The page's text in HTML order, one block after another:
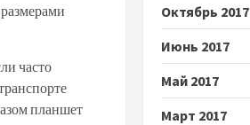
часто
планшет
Октябрь 2017
Июнь 2017
Май 2017
Март 2017